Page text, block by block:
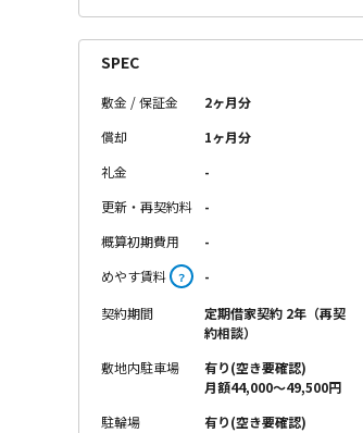
SPEC
敷金 / 保証金
2ヶ月分
償却
1ヶ月分
礼金
-
更新・再契約料
-
概算初期費用
-
めやす賃料
？ -
契約期間
定期借家契約 2年（再契
約相談）
敷地内駐車場
有り(空き要確認)
月額44,000～49,500円
駐輪場
有り(空き要確認)